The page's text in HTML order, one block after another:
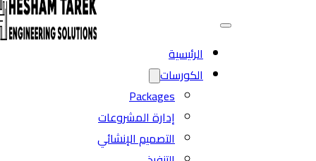
الرئيسية
الكورسات
Packages
إدارة المشروعات
التصميم الإنشائي